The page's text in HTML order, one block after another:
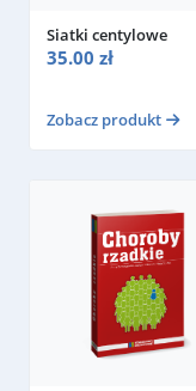
Siatki centylowe
35.00 zł
Zobacz produkt